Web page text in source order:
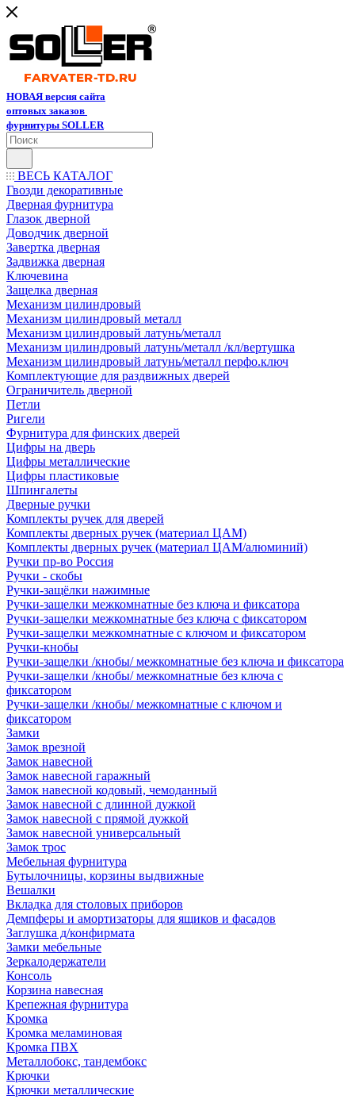
НОВАЯ версия сайта
оптовых заказов
фурнитуры SOLLER
ВЕСЬ КАТАЛОГ
Гвозди декоративные
Дверная фурнитура
Глазок дверной
Доводчик дверной
Завертка дверная
Задвижка дверная
Ключевина
Защелка дверная
Механизм цилиндровый
Механизм цилиндровый металл
Механизм цилиндровый латунь/металл
Механизм цилиндровый латунь/металл /кл/вертушка
Механизм цилиндровый латунь/металл перфо.ключ
Комплектующие для раздвижных дверей
Ограничитель дверной
Петли
Ригели
Фурнитура для финских дверей
Цифры на дверь
Цифры металлические
Цифры пластиковые
Шпингалеты
Дверные ручки
Комплекты ручек для дверей
Комплекты дверных ручек (материал ЦАМ)
Комплекты дверных ручек (материал ЦАМ/алюминий)
Ручки пр-во Россия
Ручки - скобы
Ручки-защёлки нажимные
Ручки-защелки межкомнатные без ключа и фиксатора
Ручки-защелки межкомнатные без ключа с фиксатором
Ручки-защелки межкомнатные с ключом и фиксатором
Ручки-кнобы
Ручки-защелки /кнобы/ межкомнатные без ключа и фиксатора
Ручки-защелки /кнобы/ межкомнатные без ключа с
фиксатором
Ручки-защелки /кнобы/ межкомнатные с ключом и
фиксатором
Замки
Замок врезной
Замок навесной
Замок навесной гаражный
Замок навесной кодовый, чемоданный
Замок навесной с длинной дужкой
Замок навесной с прямой дужкой
Замок навесной универсальный
Замок трос
Мебельная фурнитура
Бутылочницы, корзины выдвижные
Вешалки
Вкладка для столовых приборов
Демпферы и амортизаторы для ящиков и фасадов
Заглушка д/конфирмата
Замки мебельные
Зеркалодержатели
Консоль
Корзина навесная
Крепежная фурнитура
Кромка
Кромка меламиновая
Кромка ПВХ
Металлобокс, тандембокс
Крючки
Крючки металлические